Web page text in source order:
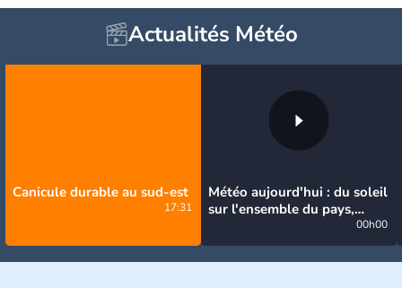
Actualités Météo
Canicule durable au sud-est
17:31
Météo aujourd'hui : du soleil
sur l'ensemble du pays,
jusqu'à 40°C au sud-est00h00